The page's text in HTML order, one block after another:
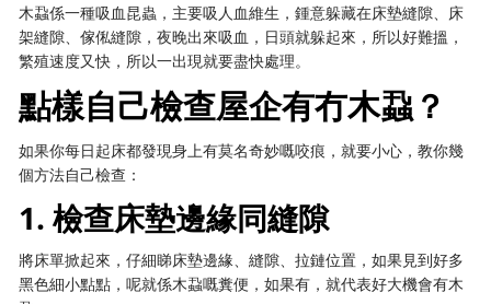
木蝨係一種吸血昆蟲，主要吸人血維生，鍾意躲藏在床墊縫隙、床
架縫隙、傢俬縫隙，夜晚出來吸血，日頭就躲起來，所以好難搵，
繁殖速度又快，所以一出現就要盡快處理。
點樣自己檢查屋企有冇木蝨？
如果你每日起床都發現身上有莫名奇妙嘅咬痕，就要小心，教你幾
個方法自己檢查：
1. 檢查床墊邊緣同縫隙
將床單掀起來，仔細睇床墊邊緣、縫隙、拉鏈位置，如果見到好多
黑色細小點點，呢就係木蝨嘅糞便，如果有，就代表好大機會有木